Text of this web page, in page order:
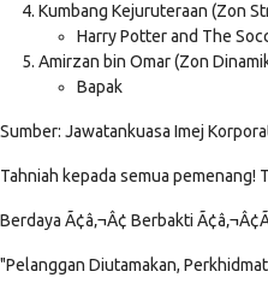
Kumbang Kejuruteraan (Zon
Harry Potter and The
Amirzan bin Omar (Zon
Bapak
Sumber: Jawatankuasa Imej
Tahniah kepada semua pemenang!
Berdaya Ã¢â‚¬Â¢ Berbakti
"Pelanggan Diutamakan,